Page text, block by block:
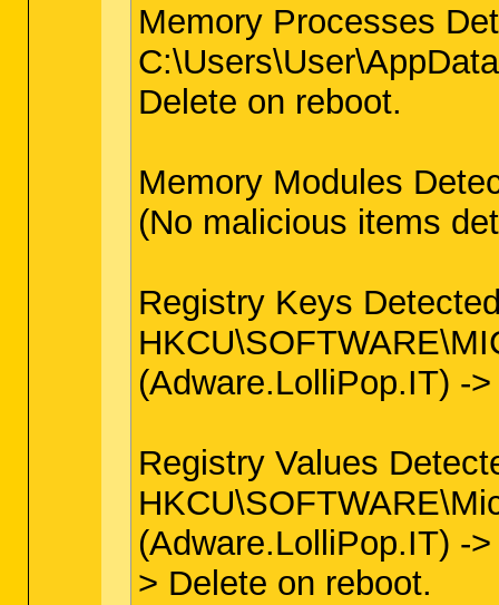
Memory Processes
Delete on reboot.
Memory Modules
(No malicious items
Registry Keys
(Adware.LolliPop.IT) -
Registry Values
(Adware.LolliPop.IT) -
> Delete on reboot.